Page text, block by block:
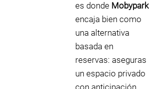
es donde Mobypark
encaja bien como
una alternativa
basada en
reservas: aseguras
un espacio privado